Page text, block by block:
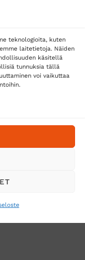
teknologioita, kuten
laitetietoja. Näiden
käsitellä
tunnuksia tällä
voi vaikuttaa